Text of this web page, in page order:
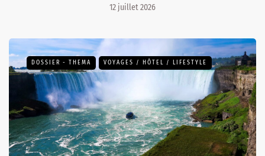
12 juillet 2026
DOSSIER - THEMA VOYAGES / HÔTEL / LIFESTYLE